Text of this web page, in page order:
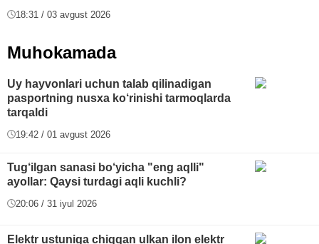
18:31 / 03 avgust 2026
Muhokamada
Uy hayvonlari uchun talab qilinadigan
pasportning nusxa ko‘rinishi tarmoqlarda
tarqaldi
19:42 / 01 avgust 2026
Tug‘ilgan sanasi bo‘yicha "eng aqlli"
ayollar: Qaysi turdagi aqli kuchli?
20:06 / 31 iyul 2026
Elektr ustuniga chiqqan ulkan ilon elektr